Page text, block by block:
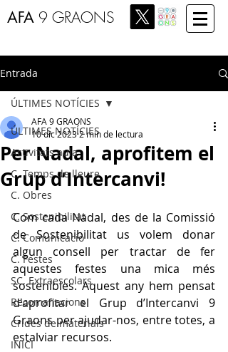
AFA 9 GRAONS
Entrada
ÚLTIMES NOTÍCIES
Activitats aula
C. Temps de lleure
C. Obres
C. Sostenibilitat
C. Comunicació
C. Festes
SC. Extraescolars
Recomanacions
Crides de materials
INICI
ÚLTIMES NOTÍCIES
Per Nadal, aprofitem el
Grup d’Intercanvi!
AFA 9 GRAONS
10 dic 20232 min de lectura
Com cada Nadal, des de la Comissió
de Sostenibilitat us volem donar
algun consell per tractar de fer
aquestes festes una mica més
sostenibles. Aquest any hem pensat
d'aprofitar el Grup d’Intercanvi 9
Graons per ajudar-nos, entre totes, a
estalviar recursos.